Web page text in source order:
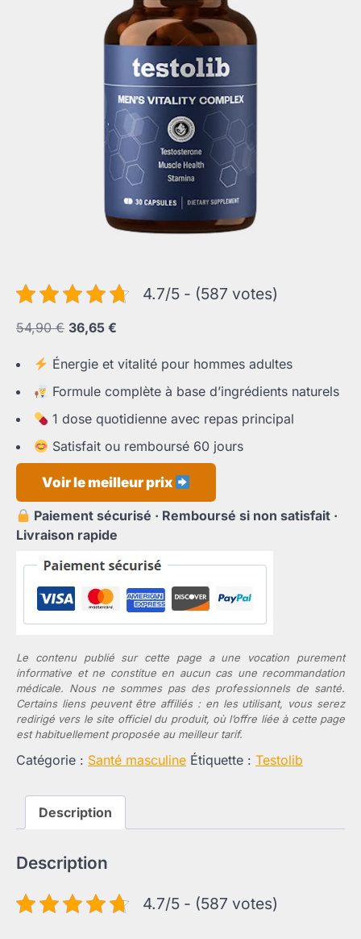
4.7/5 - (587 votes)
54,90€ Le
initial
était :
36,65 €
actuel
est :
36,65 €.
Énergie et vitalité pour hommes adultes
Formule complète à base d’ingrédients naturels
1 dose quotidienne avec repas principal
Satisfait ou remboursé 60 jours
Voir le meilleur prix
Paiement sécurisé · Remboursé si non satisfait ·
Livraison rapide
Le contenu publié sur cette page a une vocation purement
informative et ne constitue en aucun cas une recommandation
médicale. Nous ne sommes pas des professionnels de santé.
Certains liens peuvent être affiliés : en les utilisant, vous serez
redirigé vers le site officiel du produit, où l’offre liée à cette page
est habituellement proposée au meilleur tarif.
Catégorie : Santé masculine Étiquette : Testolib
Description
Description
4.7/5 - (587 votes)